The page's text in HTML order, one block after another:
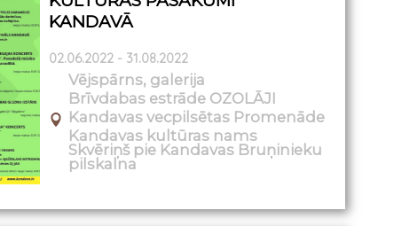
KANDAVĀ
02.06.2022 - 31.08.2022
Vējspārns, galerija
Brīvdabas estrāde OZOLĀJI
Kandavas vecpilsētas Promenāde
Kandavas kultūras nams
Skvēriņš pie Kandavas Bruņinieku
pilskalna